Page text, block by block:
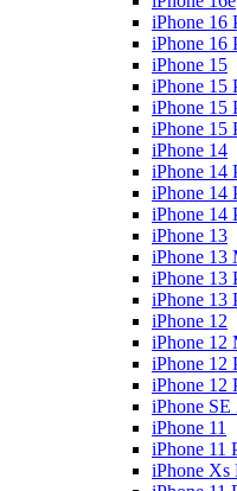
iPhone 16
iPhone 16
iPhone 15
iPhone 15
iPhone 15
iPhone 15
iPhone 14
iPhone 14
iPhone 14
iPhone 14
iPhone 13
iPhone 13
iPhone 13
iPhone 13
iPhone 12
iPhone 12
iPhone 12
iPhone 12
iPhone SE
iPhone 11
iPhone 11
iPhone Xs